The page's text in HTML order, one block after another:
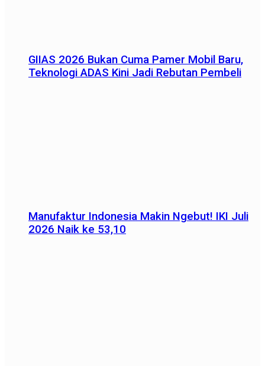
GIIAS 2026 Bukan Cuma Pamer Mobil Baru,
Teknologi ADAS Kini Jadi Rebutan Pembeli
Manufaktur Indonesia Makin Ngebut! IKI Juli
2026 Naik ke 53,10